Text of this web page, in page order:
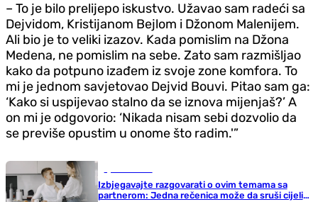
– To je bilo prelijepo iskustvo. Užavao sam radeći sa
Dejvidom, Kristijanom Bejlom i Džonom Malenijem.
Ali bio je to veliki izazov. Kada pomislim na Džona
Medena, ne pomislim na sebe. Zato sam razmišljao
kako da potpuno izađem iz svoje zone komfora. To
mi je jednom savjetovao Dejvid Bouvi. Pitao sam ga:
‘Kako si uspijevao stalno da se iznova mijenjaš?’ A
on mi je odgovorio: ‘Nikada nisam sebi dozvolio da
se previše opustim u onome što radim.'”
Izbjegavajte razgovarati o ovim temama sa
partnerom: Jedna rečenica može da sruši cijeli